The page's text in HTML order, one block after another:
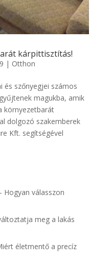
kárpittisztítás!
| Otthon
és szőnyegjei számos
magukba, amik
környezetbarát
dolgozó szakemberek
Kft. segítségével
Hogyan válasszon
meg a lakás
életmentő a precíz